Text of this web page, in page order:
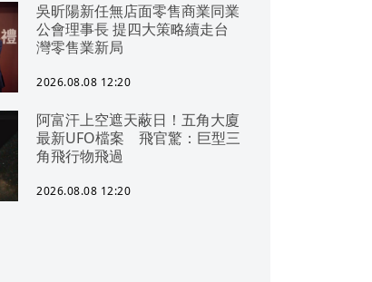
吳昕陽新任無店面零售商業同業
公會理事長 提四大策略續走台
灣零售業新局
2026.08.08 12:20
阿富汗上空遮天蔽日！五角大廈
最新UFO檔案 飛官驚：巨型三
角飛行物飛過
2026.08.08 12:20